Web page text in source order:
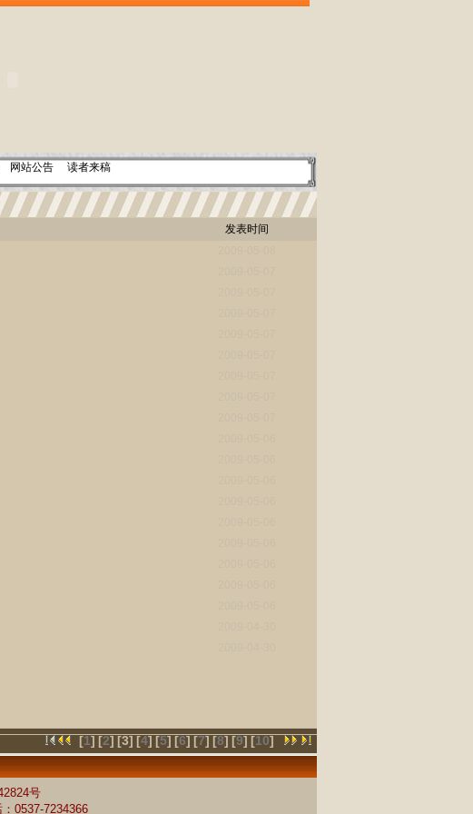
网站公告 读者来稿
发表时间
[1] [2] [3] [4] [5] [6] [7] [8] [9] [10]
号
7234366